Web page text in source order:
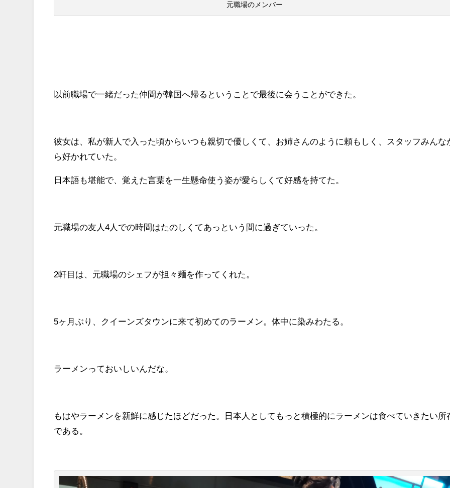
元職場のメンバー
以前職場で一緒だった仲間が韓国へ帰るということで最後に会うことができた。
彼女は、私が新人で入った頃からいつも親切で優しくて、お姉さんのように頼もしく、スタッフみんな
ら好かれていた。
日本語も堪能で、覚えた言葉を一生懸命使う姿が愛らしくて好感を持てた。
元職場の友人4人での時間はたのしくてあっという間に過ぎていった。
2軒目は、元職場のシェフが担々麺を作ってくれた。
5ヶ月ぶり、クイーンズタウンに来て初めてのラーメン。体中に染みわたる。
ラーメンっておいしいんだな。
もはやラーメンを新鮮に感じたほどだった。日本人としてもっと積極的にラーメンは食べていきたい所
である。